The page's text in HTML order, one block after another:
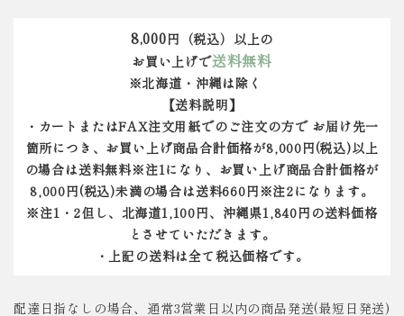
8,000円（税込）以上の
お買い上げで送料無料
※北海道・沖縄は除く
【送料説明】
・カートまたはFAX注文用紙でのご注文の方で お届け先一
箇所につき、お買い上げ商品合計価格が8,000円(税込)以上
の場合は送料無料※注1になり、お買い上げ商品合計価格が
8,000円(税込)未満の場合は送料660円※注2になります。
※注1・2但し、北海道1,100円、沖縄県1,840円の送料価格
とさせていただきます。
・上記の送料は全て税込価格です。
配達日指なしの場合、通常3営業日以内の商品発送(最短日発送)